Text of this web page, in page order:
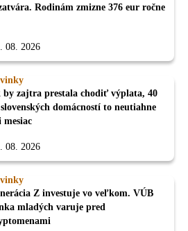
Rodinám zmizne 376 eur ročne
08. 2026
by zajtra prestala chodiť výplata, 40
domácností to neutiahne
mesiac
08. 2026
Z investuje vo veľkom. VÚB
mladých varuje pred